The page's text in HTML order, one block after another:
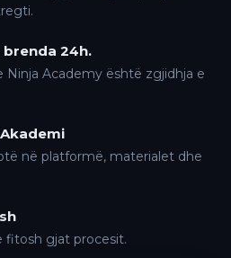
24h.
Ninja Academy është zgjidhja e
në platformë, materialet dhe
fitosh gjat procesit.